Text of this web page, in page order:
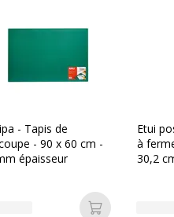
de découpe
8410782135654
- Tapis de
- 90 x 60 cm -
épaisseur
Etui
à
30,2